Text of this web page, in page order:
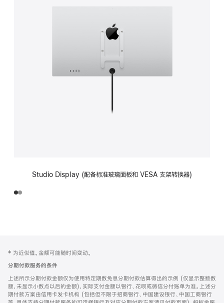
Studio Display (配备标准玻璃面板和 VESA 支架转换器)
页
页
脚
注
‡ 为近似值。金额可能随时间变动。
分期付款服务的条件
上述所示分期付款金额仅为使用特定期数免息分期付款估算得出的示例 (仅显示整数数
额，未显示小数点以后的金额)，实际支付金额以银行、花呗或微信分付账单为准。上述分
期付款方案由信用卡发卡机构 (包括但不限于招商银行、中国建设银行、中国工商银行